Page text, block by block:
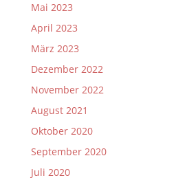
Mai 2023
April 2023
März 2023
Dezember 2022
November 2022
August 2021
Oktober 2020
September 2020
Juli 2020